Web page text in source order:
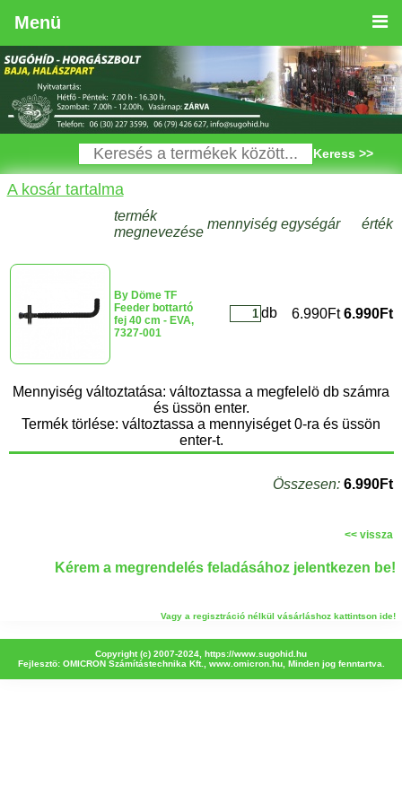
Menü
Keress >>
A kosár tartalma
termék
megnevezése
mennyiség egységár érték
By Döme TF
Feeder bottartó
fej 40 cm - EVA,
7327-001
db 6.990Ft 6.990Ft
Mennyiség változtatása: változtassa a megfelelö db számra
és üssön enter.
Termék törlése: változtassa a mennyiséget 0-ra és üssön
enter-t.
Összesen: 6.990Ft
<< vissza
Kérem a megrendelés feladásához jelentkezen be!
Vagy a regisztráció nélkül vásárláshoz kattintson ide!
Copyright (c) 2007-2024, https://www.sugohid.hu
Fejlesztö: OMICRON Számítástechnika Kft., www.omicron.hu, Minden jog fenntartva.